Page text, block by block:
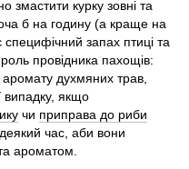
курку зовні та
б на годину (а краще на
запах птиці та
провідника пахощів:
духмяних трав,
випадку, якщо
чи приправа до риби
час, аби вони
ароматом.